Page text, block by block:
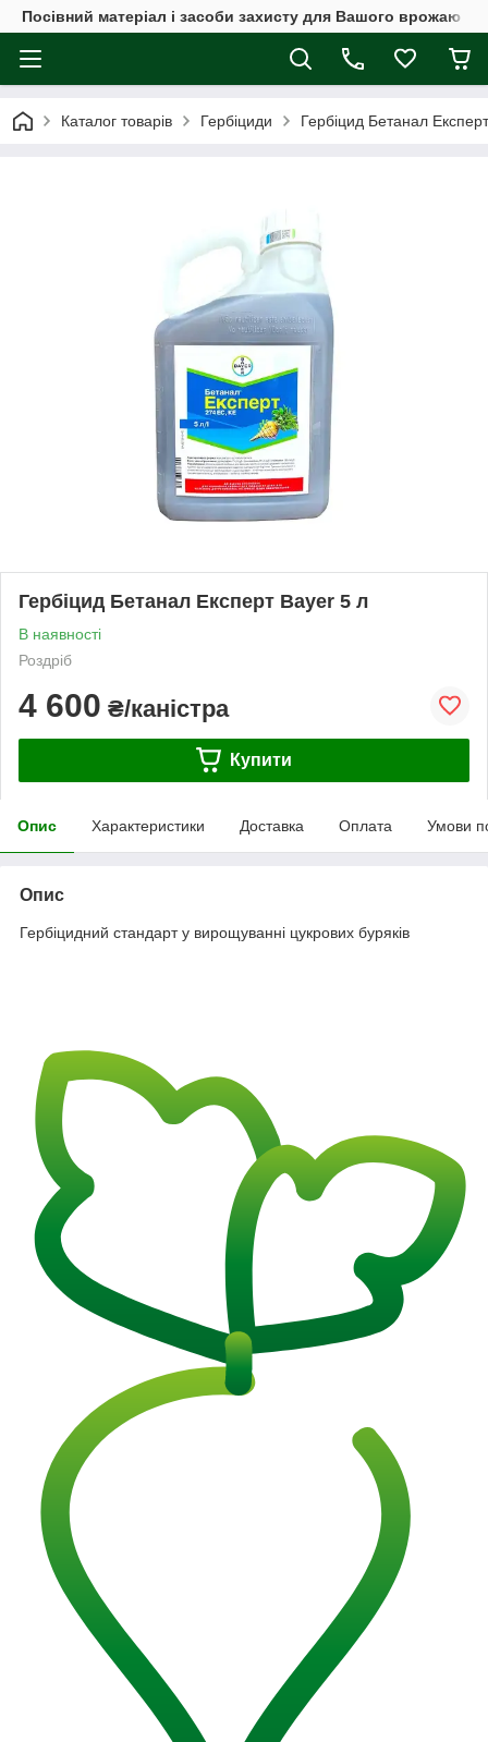
Посівний матеріал і засоби захисту для Вашого врожаю
Каталог товарів Гербіциди Гербіцид Бетанал
Гербіцид Бетанал Експерт Bayer 5 л
В наявності
Роздріб
4 600 ₴/каністра
Купити
Опис Характеристики Доставка Оплата Умови
Опис
Гербіцидний стандарт у вирощуванні цукрових буряків